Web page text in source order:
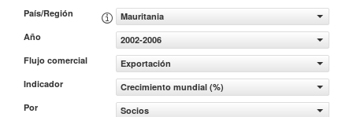
País/Región
Mauritania
Año
2002-2006
Flujo comercial
Exportación
Indicador
Crecimiento mundial (%)
Por
Socios